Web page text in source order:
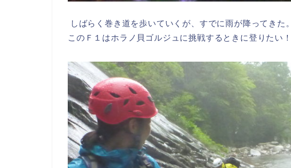
しばらく巻き道を歩いていくが、すでに雨が降ってきた。
このＦ１はホラノ貝ゴルジュに挑戦するときに登りたい！